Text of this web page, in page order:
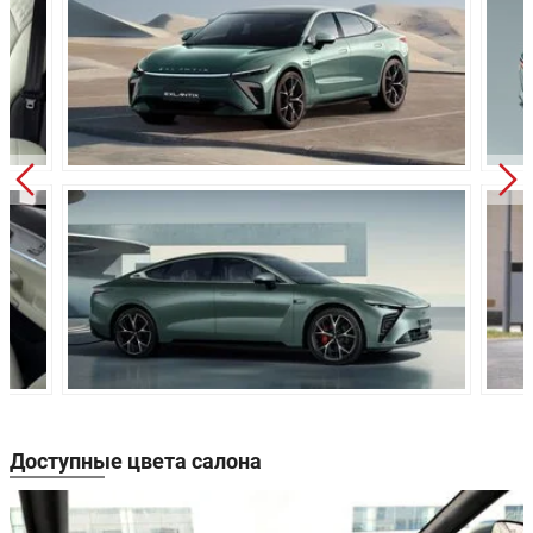
Передняя подвеска:
Независимая,
пружинная
Задняя подвеска:
Независимая,
пружинная
Передние тормоза:
Дисковые
Задние тормоза:
Дисковые
вентилируемые
Производство: Китай
Доступные цвета салона